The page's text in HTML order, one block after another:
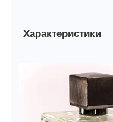
Характеристики